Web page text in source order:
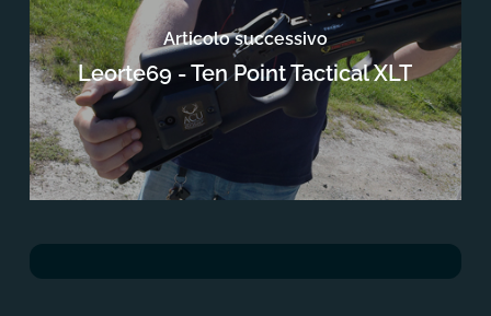
Articolo successivo
Leorte69 - Ten Point Tactical XLT